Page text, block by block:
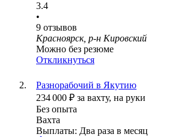
3.4
•
9 отзывов
Красноярск, р-н Кировский
Можно без резюме
Откликнуться
Разнорабочий в Якутию
234 000 ₽ за вахту, на руки
Без опыта
Вахта
Выплаты: Два раза в месяц